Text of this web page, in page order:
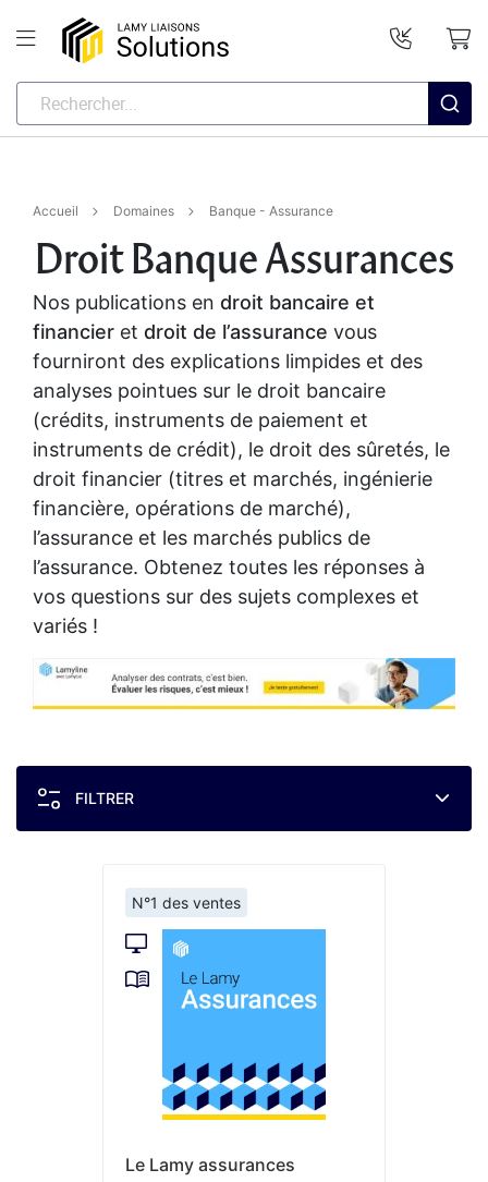
Accueil Domaines Banque - Assurance
Droit Banque Assurances
Nos publications en droit bancaire et
financier et droit de l’assurance vous
fourniront des explications limpides et des
analyses pointues sur le droit bancaire
(crédits, instruments de paiement et
instruments de crédit), le droit des sûretés, le
droit financier (titres et marchés, ingénierie
financière, opérations de marché),
l’assurance et les marchés publics de
l’assurance. Obtenez toutes les réponses à
vos questions sur des sujets complexes et
variés !
FILTRER
N°1 des ventes
Le Lamy assurances